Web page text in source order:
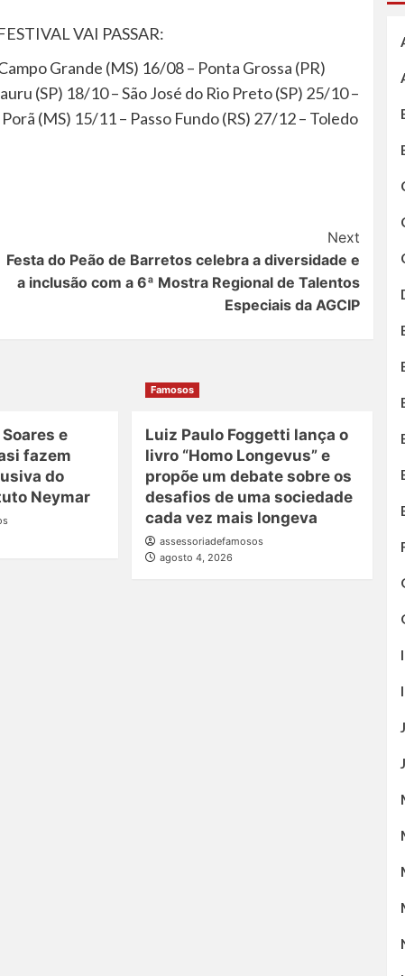
VAI PASSAR:
Grande (MS) 16/08 – Ponta Grossa (PR)
(SP) 18/10 – São José do Rio Preto (SP) 25/10 –
(MS) 15/11 – Passo Fundo (RS) 27/12 – Toledo
Next
Festa do Peão de Barretos celebra a diversidade e
a inclusão com a 6ª Mostra Regional de Talentos
Especiais da AGCIP
e
fazem
do
Neymar
Famosos
Luiz Paulo Foggetti lança o
livro “Homo Longevus” e
propõe um debate sobre os
desafios de uma sociedade
cada vez mais longeva
assessoriadefamosos
agosto 4, 2026